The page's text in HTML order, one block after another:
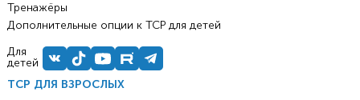
ТСР ДЛЯ ВЗРОСЛЫХ
Тренажёры
Дополнительные опции к ТСР для детей
Для
детей